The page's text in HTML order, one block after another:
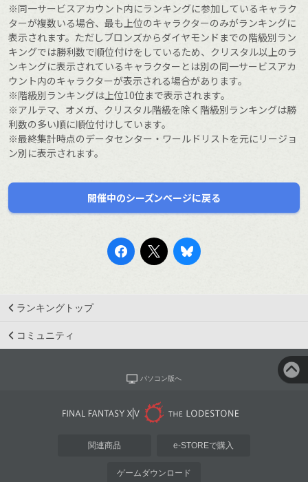
※同一サービスアカウント内にランキングに参加しているキャラク
ターが複数いる場合、最も上位のキャラクターのみがランキングに
表示されます。ただしブロンズからダイヤモンドまでの階級別ラン
キングでは勝利数で順位付けをしているため、クリスタル以上のラ
ンキングに表示されているキャラクターとは別の同一サービスアカ
ウント内のキャラクターが表示される場合があります。
※階級別ランキングは上位10位まで表示されます。
※アルテマ、オメガ、クリスタル階級を除く階級別ランキングは勝
利数の多い順に順位付けしています。
※最終集計時点のデータセンター・ワールドリストを元にリージョ
ン別に表示されます。
開催中のシーズンページに戻る
ランキングトップ
コミュニティ
パソコン版へ
関連商品 e-STOREで購入
ゲームダウンロード